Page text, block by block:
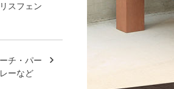
スフェン
チ・パー
ーなど